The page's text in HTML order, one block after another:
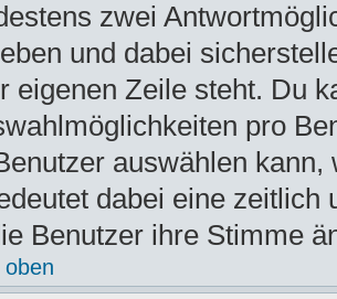
zwei
und dabei
eigenen Zeile steht. Du
pro
auswählen
dabei eine
Benutzer ihre Stimme
oben